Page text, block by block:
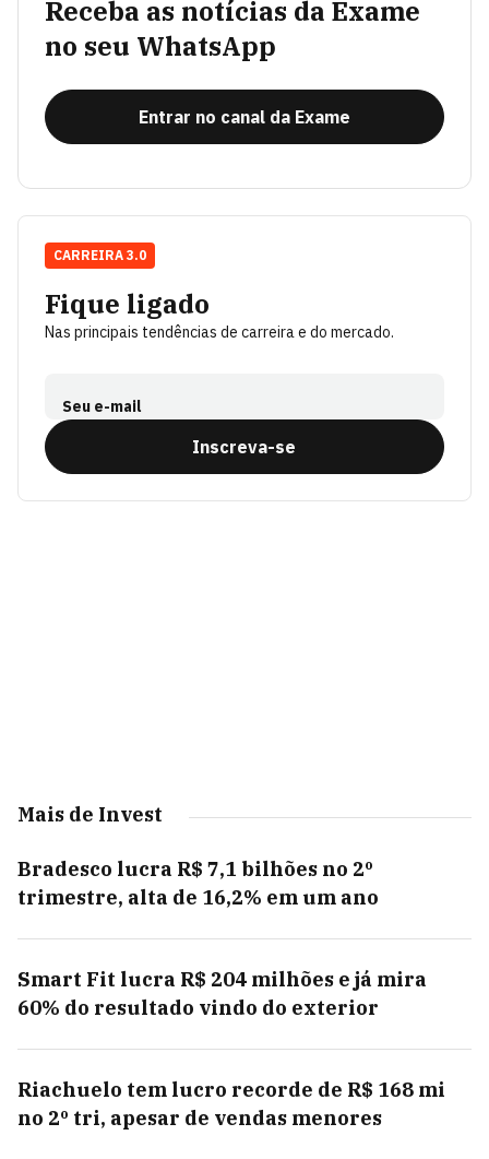
Receba as notícias da Exame
no seu WhatsApp
Entrar no canal da Exame
Fique ligado
Nas principais tendências de carreira e do mercado.
Seu e-mail
Inscreva-se
CARREIRA 3.0
Mais de Invest
Bradesco lucra R$ 7,1 bilhões no 2º
trimestre, alta de 16,2% em um ano
Smart Fit lucra R$ 204 milhões e já mira
60% do resultado vindo do exterior
Riachuelo tem lucro recorde de R$ 168 mi
no 2º tri, apesar de vendas menores